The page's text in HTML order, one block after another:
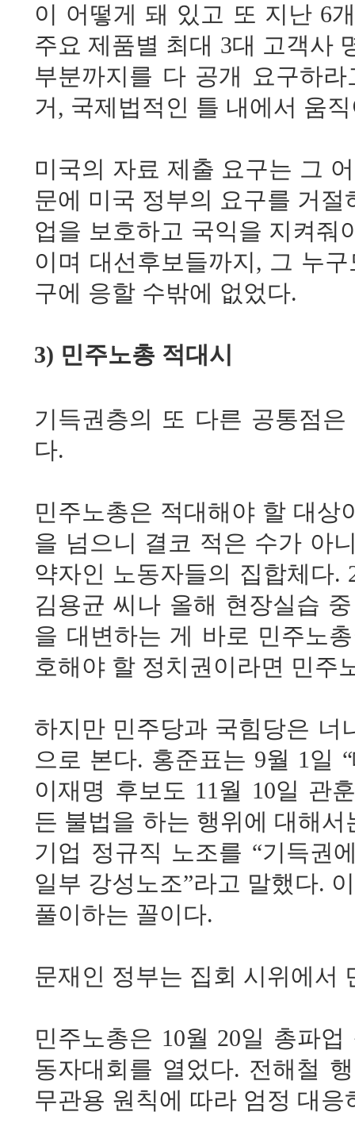
이 어떻게 돼 있고 또 지난 6
주요 제품별 최대 3대 고객사
부분까지를 다 공개 요구하
거, 국제법적인 틀 내에서 움
미국의 자료 제출 요구는 그
문에 미국 정부의 요구를 거
업을 보호하고 국익을 지켜줘
이며 대선후보들까지, 그 누
구에 응할 수밖에 없었다.
3) 민주노총 적대시
기득권층의 또 다른 공통점
다.
민주노총은 적대해야 할 대상
을 넘으니 결코 적은 수가 아
약자인 노동자들의 집합체다.
김용균 씨나 올해 현장실습
을 대변하는 게 바로 민주노
호해야 할 정치권이라면 민주
하지만 민주당과 국힘당은 너
으로 본다. 홍준표는 9월 1일
이재명 후보도 11월 10일 관
든 불법을 하는 행위에 대해
기업 정규직 노조를 “기득권
일부 강성노조”라고 말했다.
풀이하는 꼴이다.
문재인 정부는 집회 시위에서
민주노총은 10월 20일 총파
동자대회를 열었다. 전해철
무관용 원칙에 따라 엄정 대